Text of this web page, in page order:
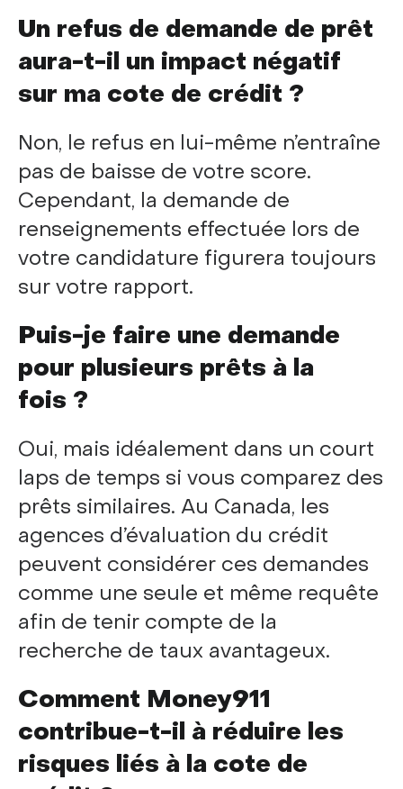
Un refus de demande de prêt
aura-t-il un impact négatif
sur ma cote de crédit ?
Non, le refus en lui-même n’entraîne
pas de baisse de votre score.
Cependant, la demande de
renseignements effectuée lors de
votre candidature figurera toujours
sur votre rapport.
Puis-je faire une demande
pour plusieurs prêts à la
fois ?
Oui, mais idéalement dans un court
laps de temps si vous comparez des
prêts similaires. Au Canada, les
agences d’évaluation du crédit
peuvent considérer ces demandes
comme une seule et même requête
afin de tenir compte de la
recherche de taux avantageux.
Comment Money911
contribue-t-il à réduire les
risques liés à la cote de